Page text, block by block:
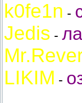
k0fe1n -
Jedis -
LIKIM -